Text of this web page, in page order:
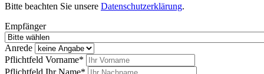
Bitte beachten Sie unsere Datenschutzerklärung.
Empfänger
Anrede
Pflichtfeld Vorname*
Pflichtfeld Ihr Name*